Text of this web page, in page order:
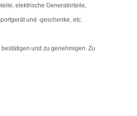
elektrische Generatorteile,
und -geschenke, etc.
und zu genehmigen. Zu